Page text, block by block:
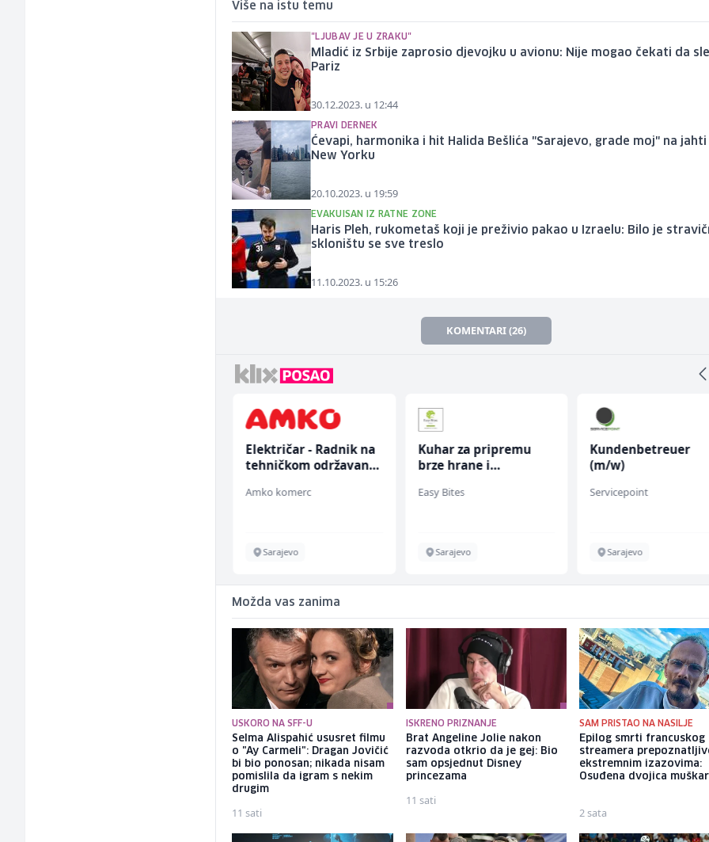
Više na istu temu
"LJUBAV JE U ZRAKU"
Mladić iz Srbije zaprosio djevojku u avionu: Nije mogao čekati da
Pariz
30.12.2023. u 12:44
PRAVI DERNEK
Ćevapi, harmonika i hit Halida Bešlića "Sarajevo, grade moj" na jahti
New Yorku
20.10.2023. u 19:59
EVAKUISAN IZ RATNE ZONE
Haris Pleh, rukometaš koji je preživio pakao u Izraelu: Bilo je
skloništu se sve treslo
11.10.2023. u 15:26
KOMENTARI (26)
Električar - Radnik na
tehničkom održavanju
Amko komerc
Sarajevo
Kuhar za pripremu
brze hrane i
ž)
Easy Bites
Sarajevo
Kundenbetreuer
(m/w)
Servicepoint
Sarajevo
Možda vas zanima
USKORO NA SFF-U
Selma Alispahić ususret filmu
o "Ay Carmeli": Dragan Jovičić
bi bio ponosan; nikada nisam
pomislila da igram s nekim
drugim
11 sati
ISKRENO PRIZNANJE
Brat Angeline Jolie nakon
razvoda otkrio da je gej: Bio
sam opsjednut Disney
princezama
11 sati
SAM PRISTAO NA NASILJE
Epilog smrti francuskog
streamera
ekstremnim izazovima:
Osuđena dvojica
2 sata